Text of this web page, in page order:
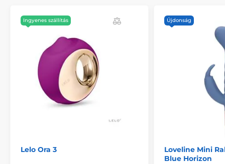
Ingyenes szállítás
Lelo Ora 3
Újdonság
Loveline Mini
Blue Horizon